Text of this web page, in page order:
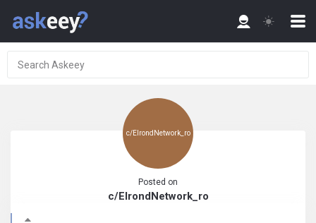
c/ElrondNetwork_ro
Posted on
c/ElrondNetwork_ro